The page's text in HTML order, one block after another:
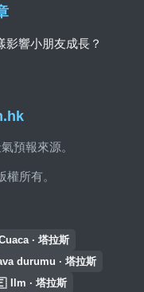
預報來源。
所有。
響小朋友成長？
· 塔拉斯
durumu · 塔拉斯
Ilm · 塔拉斯